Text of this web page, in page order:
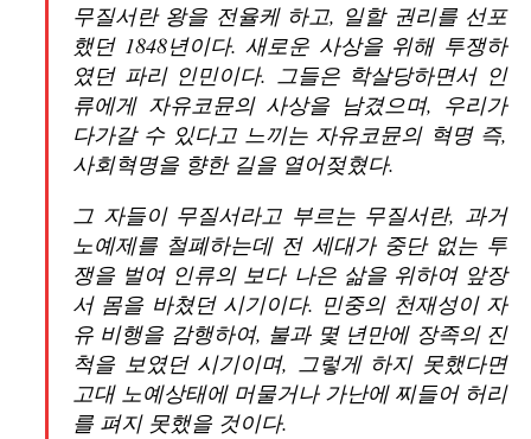
무질서란 왕을 전율케 하고, 일할 권리를 선포
했던 1848년이다. 새로운 사상을 위해 투쟁하
였던 파리 인민이다. 그들은 학살당하면서 인
류에게 자유코뮨의 사상을 남겼으며, 우리가
다가갈 수 있다고 느끼는 자유코뮨의 혁명 즉,
사회혁명을 향한 길을 열어젖혔다.
그 자들이 무질서라고 부르는 무질서란, 과거
노예제를 철폐하는데 전 세대가 중단 없는 투
쟁을 벌여 인류의 보다 나은 삶을 위하여 앞장
서 몸을 바쳤던 시기이다. 민중의 천재성이 자
유 비행을 감행하여, 불과 몇 년만에 장족의 진
척을 보였던 시기이며, 그렇게 하지 못했다면
고대 노예상태에 머물거나 가난에 찌들어 허리
를 펴지 못했을 것이다.